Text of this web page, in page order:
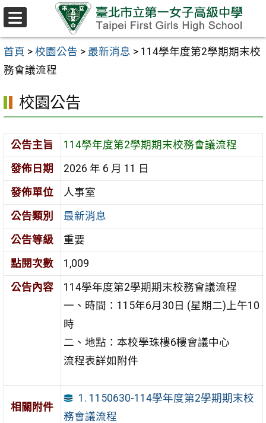
跳至主要內容區
首頁 > 校園公告 > 最新消息 > 114學年度第2學期期末校
務會議流程
校園公告
公告主旨
114學年度第2學期期末校務會議流程
發佈日期
2026 年 6 月 11 日
發佈單位
人事室
公告類別
最新消息
公告等級
重要
點閱次數
1,009
公告內容
114學年度第2學期期末校務會議流程
⼀、時間：115年6⽉30⽇ (星期⼆)上午10
時
⼆、地點：本校學珠樓6樓會議中⼼
流程表詳如附件
相關附件
1. 1150630-114學年度第2學期期末校
務會議流程
選
單